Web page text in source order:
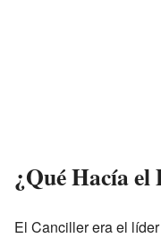
¿Qué Hacía
El Canciller era el